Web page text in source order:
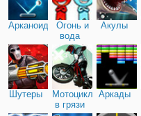
Арканоид
Огонь и
вода
Акулы
Шутеры
Мотоциклы
в грязи
Аркады